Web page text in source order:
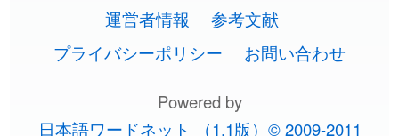
2026-08-06 「黃」のイメージを追加しました
2026-08-06 「 」のイメージを追加しました User feedback
」のイメージを追加しました
ひらがなの書き方・書き順
カタカナの書き方・書き順
画数別なまえ漢字一覧
名前イメージイラスト一覧
英単語リスニングテスト
韓国語手書き入力
外国語翻訳ツール
プレミアリーグ選手名一覧
WEリーグ選手名一覧
有名人名前読みクイズ（毎日更新）
四字熟語デイリー穴埋めクイズ（毎日
す。
漢字読み方検索ブックマークレット
英語・カタカナ語意味検索ブックマー
その他の便利ツールです。
絵文字の意味と使い方
トレンドワード・イメージギャラリ
運営者情報
参考文献
プライバシーポリシー
お問い合わせ
Powered by
日本語ワードネット （1.1版）© 2009-2011